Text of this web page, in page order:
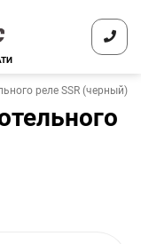
реле SSR (черный)